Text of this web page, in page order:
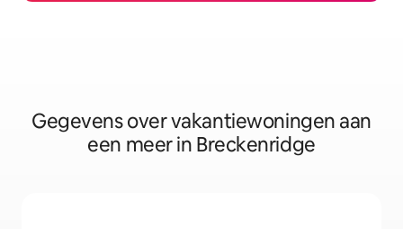
Gegevens over vakantiewoningen aan
een meer in Breckenridge